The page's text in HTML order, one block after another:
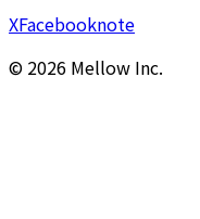
XFacebooknote
© 2026 Mellow Inc.